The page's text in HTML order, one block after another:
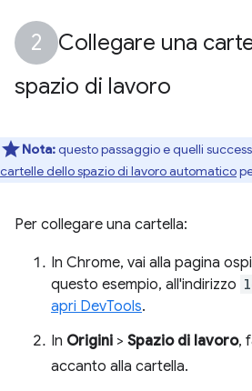
Collegare una
spazio di lavoro
Nota:questo passaggio e quelli
cartelle dello spazio di lavoro automatico
Per collegare una cartella:
In Chrome, vai alla pagina
questo esempio, all'indirizzo
apri DevTools.
In Origini > Spazio di lavoro,
accanto alla cartella.